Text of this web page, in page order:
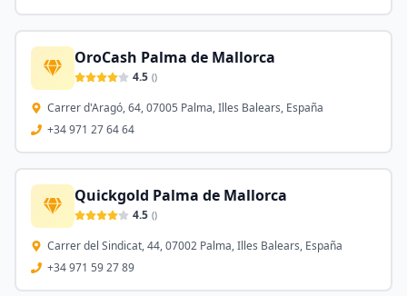
OroCash Palma de Mallorca
4.5 ()
Carrer d'Aragó, 64, 07005 Palma, Illes Balears, España
+34 971 27 64 64
Quickgold Palma de Mallorca
4.5 ()
Carrer del Sindicat, 44, 07002 Palma, Illes Balears, España
+34 971 59 27 89